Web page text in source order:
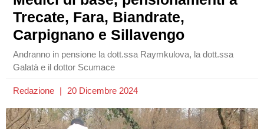
Trecate, Fara, Biandrate,
Carpignano e Sillavengo
Andranno in pensione la dott.ssa Raymkulova, la dott.ssa
Galatà e il dottor Scumace
Redazione 20 Dicembre 2024